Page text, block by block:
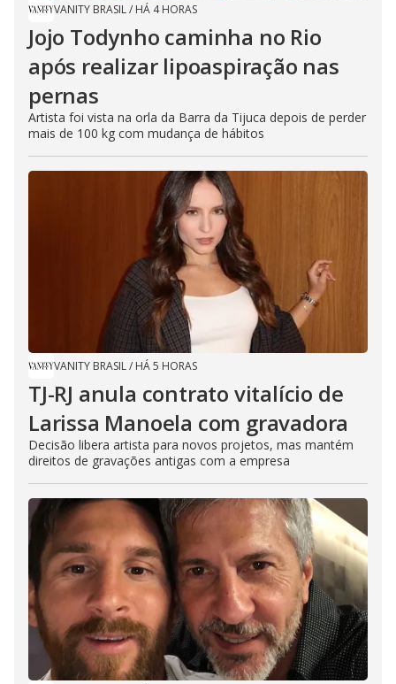
VANITY BRASIL/ HÁ 4 HORAS
Jojo Todynho caminha no Rio
após realizar lipoaspiração nas
pernas
Artista foi vista na orla da Barra da Tijuca depois de perder
mais de 100 kg com mudança de hábitos
VANITY BRASIL/ HÁ 5 HORAS
TJ-RJ anula contrato vitalício de
Larissa Manoela com gravadora
Decisão libera artista para novos projetos, mas mantém
direitos de gravações antigas com a empresa